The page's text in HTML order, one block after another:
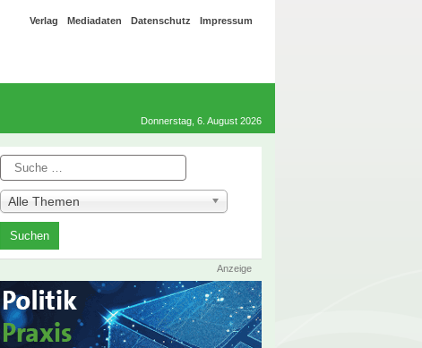
Verlag Mediadaten Datenschutz Impressum
Donnerstag, 6. August 2026
Suche
Alle Themen
Anzeige